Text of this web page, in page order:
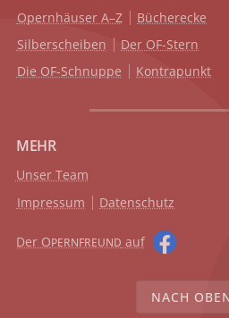
Opernhäuser A–Z
Bücherecke
Silberscheiben
Der OF-Stern
Die OF-Schnuppe
Kontrapunkt
MEHR
Unser Team
Impressum
Datenschutz
Der OPERNFREUND auf
NACH